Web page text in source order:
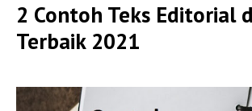
2 Contoh Teks Editorial
Terbaik 2021